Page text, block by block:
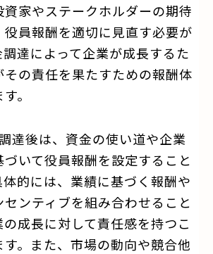
家やステークホルダーの期待
員報酬を適切に見直す必要が
達によって企業が成長するた
の責任を果たすための報酬体
。
達後は、資金の使い道や企業
いて役員報酬を設定すること
的には、業績に基づく報酬や
ンティブを組み合わせること
成長に対して責任感を持つこ
す。また、市場の動向や競合他